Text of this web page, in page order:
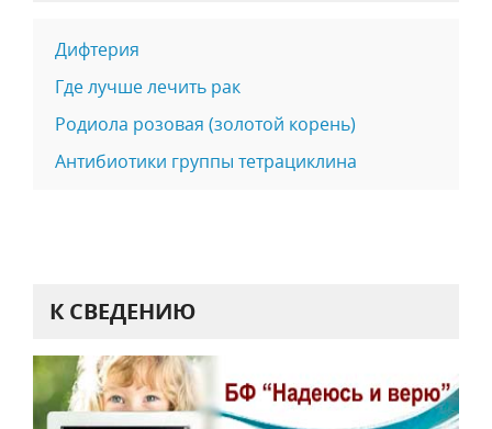
Дифтерия
Где лучше лечить рак
Родиола розовая (золотой корень)
Антибиотики группы тетрациклина
К СВЕДЕНИЮ